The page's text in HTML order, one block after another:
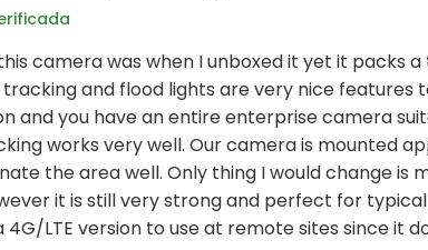
camera was when I unboxed it yet it packs
and flood lights are very nice features
and you have an entire enterprise camera
works very well. Our camera is mounted
the area well. Only thing I would change is
it is still very strong and perfect for
LTE version to use at remote sites since it